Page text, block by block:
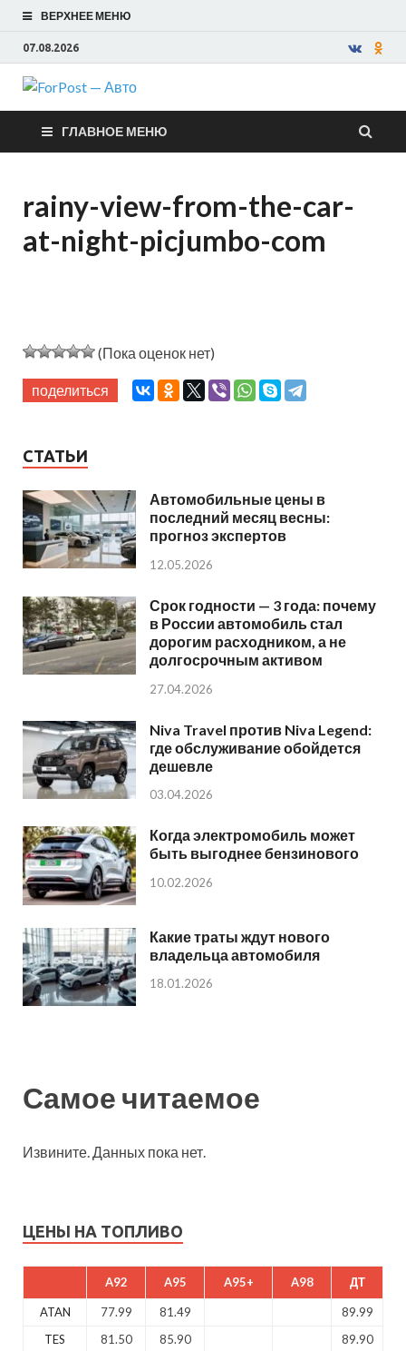
ВЕРХНЕЕ МЕНЮ
07.08.2026
ForPost —
Авто
ГЛАВНОЕ МЕНЮ
rainy-view-from-the-car-
at-night-picjumbo-com
(Пока оценок нет)
поделиться
СТАТЬИ
Автомобильные цены в
последний месяц весны:
прогноз экспертов
12.05.2026
Срок годности — 3 года: почему
в России автомобиль стал
дорогим расходником, а не
долгосрочным активом
27.04.2026
Niva Travel против Niva Legend:
где обслуживание обойдется
дешевле
03.04.2026
Когда электромобиль может
быть выгоднее бензинового
10.02.2026
Какие траты ждут нового
владельца автомобиля
18.01.2026
Самое читаемое
Извините. Данных пока нет.
ЦЕНЫ НА ТОПЛИВО
A92 A95 A95+ A98 ДТ
ATAN 77.99 81.49
89.99
TES
81.50 85.90
89.90